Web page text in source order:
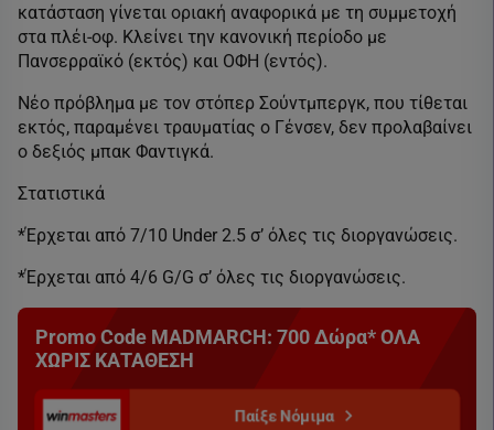
κατάσταση γίνεται οριακή αναφορικά με τη συμμετοχή
στα πλέι-οφ. Κλείνει την κανονική περίοδο με
Πανσερραϊκό (εκτός) και ΟΦΗ (εντός).
Νέο πρόβλημα με τον στόπερ Σούντμπεργκ, που τίθεται
εκτός, παραμένει τραυματίας ο Γένσεν, δεν προλαβαίνει
ο δεξιός μπακ Φαντιγκά.
Στατιστικά
*Έρχεται από 7/10 Under 2.5 σ’ όλες τις διοργανώσεις.
*Έρχεται από 4/6 G/G σ’ όλες τις διοργανώσεις.
Promo Code MADMARCH: 700 Δώρα* ΟΛΑ
ΧΩΡΙΣ ΚΑΤΑΘΕΣΗ
Παίξε Νόμιμα